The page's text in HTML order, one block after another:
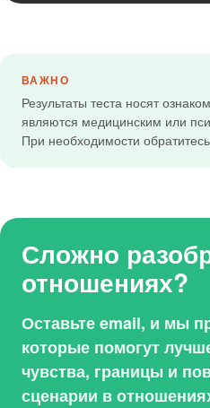
ВАЖНО
Результаты теста носят
являются медицинским или
При необходимости
Сложно
отношениях?
Оставьте email, и мы
которые помогут
чувства, границы и
сценарии в